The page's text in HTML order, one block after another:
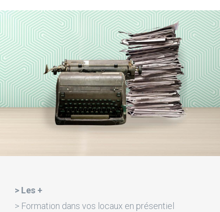
> Les +
> Formation dans vos locaux en présentiel